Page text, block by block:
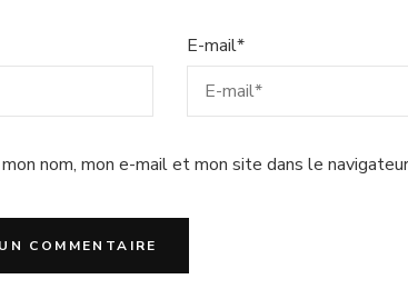
E-mail*
nom, mon e-mail et mon site dans le